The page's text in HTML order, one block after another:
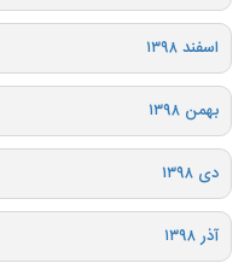
اسفند ۱۳۹۸
بهمن ۱۳۹۸
دی ۱۳۹۸
آذر ۱۳۹۸